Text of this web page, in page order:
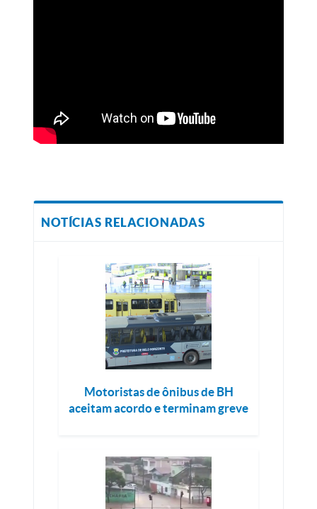
NOTÍCIAS RELACIONADAS
Motoristas de ônibus de BH
aceitam acordo e terminam greve